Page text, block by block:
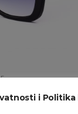
i Politika